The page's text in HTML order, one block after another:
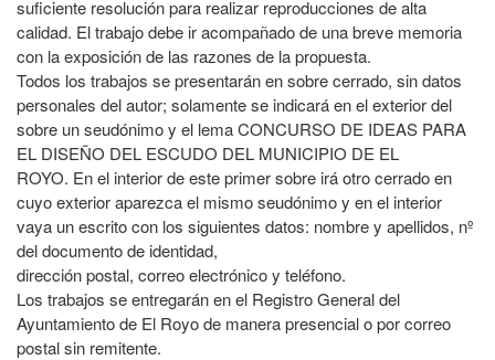
suficiente resolución para realizar reproducciones de alta
calidad. El trabajo debe ir acompañado de una breve memoria
con la exposición de las razones de la propuesta.
Todos los trabajos se presentarán en sobre cerrado, sin datos
personales del autor; solamente se indicará en el exterior del
sobre un seudónimo y el lema CONCURSO DE IDEAS PARA
EL DISEÑO DEL ESCUDO DEL MUNICIPIO DE EL
ROYO. En el interior de este primer sobre irá otro cerrado en
cuyo exterior aparezca el mismo seudónimo y en el interior
vaya un escrito con los siguientes datos: nombre y apellidos, nº
del documento de identidad,
dirección postal, correo electrónico y teléfono.
Los trabajos se entregarán en el Registro General del
Ayuntamiento de El Royo de manera presencial o por correo
postal sin remitente.